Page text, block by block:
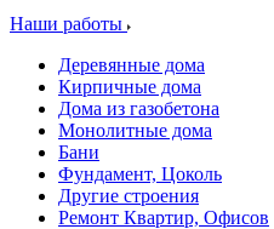
Наши работы
Деревянные дома
Кирпичные дома
Дома из газобетона
Монолитные дома
Бани
Фундамент, Цоколь
Другие строения
Ремонт Квартир, Офисов